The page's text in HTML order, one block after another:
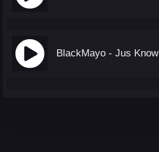
BlackMayo - Jus Know